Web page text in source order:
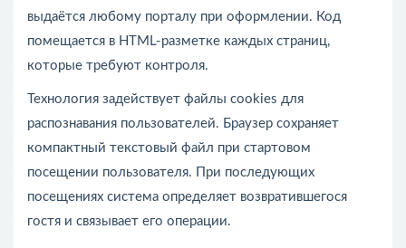
выдаётся любому порталу при оформлении. Код
помещается в HTML-разметке каждых страниц,
которые требуют контроля.
Технология задействует файлы cookies для
распознавания пользователей. Браузер сохраняет
компактный текстовый файл при стартовом
посещении пользователя. При последующих
посещениях система определяет возвратившегося
гостя и связывает его операции.